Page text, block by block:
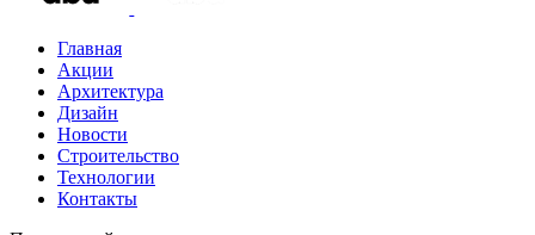
Главная
Акции
Архитектура
Дизайн
Новости
Строительство
Технологии
Контакты